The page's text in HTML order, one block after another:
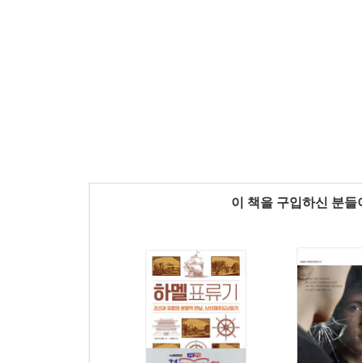
이 책을 구입하신 분